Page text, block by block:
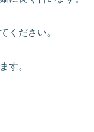
ください。
す。